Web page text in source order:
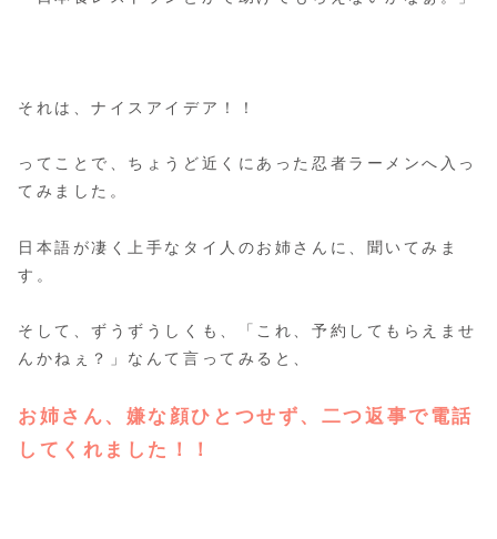
それは、ナイスアイデア！！
ってことで、ちょうど近くにあった忍者ラーメンへ入っ
てみました。
日本語が凄く上手なタイ人のお姉さんに、聞いてみま
す。
そして、ずうずうしくも、「これ、予約してもらえませ
んかねぇ？」なんて言ってみると、
お姉さん、嫌な顔ひとつせず、二つ返事で電話
してくれました！！